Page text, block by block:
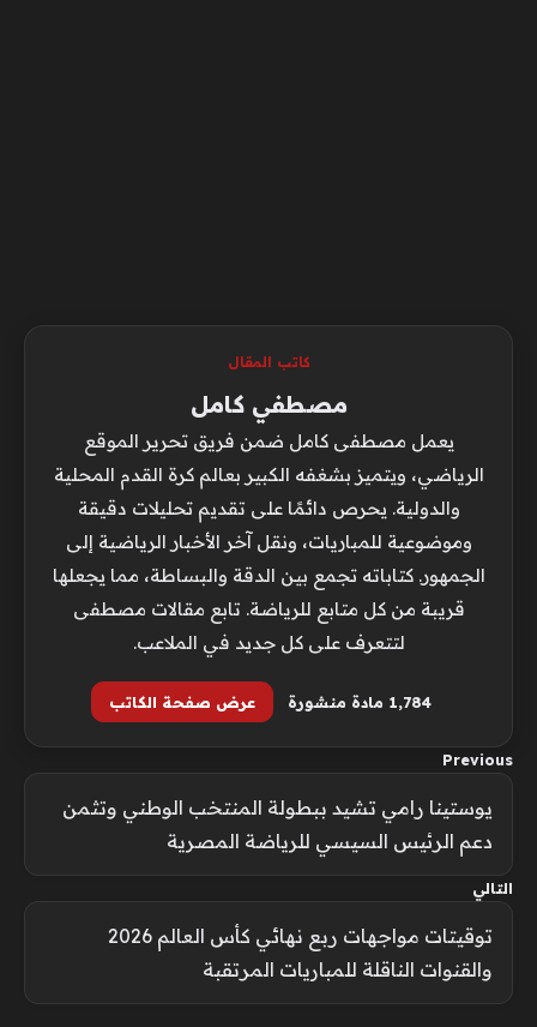
كاتب المقال
مصطفي كامل
يعمل مصطفى كامل ضمن فريق تحرير الموقع
الرياضي، ويتميز بشغفه الكبير بعالم كرة القدم المحلية
والدولية. يحرص دائمًا على تقديم تحليلات دقيقة
وموضوعية للمباريات، ونقل آخر الأخبار الرياضية إلى
الجمهور. كتاباته تجمع بين الدقة والبساطة، مما يجعلها
قريبة من كل متابع للرياضة. تابع مقالات مصطفى
لتتعرف على كل جديد في الملاعب.
1٬784 مادة منشورة عرض صفحة الكاتب
Previous
يوستينا رامي تشيد ببطولة المنتخب الوطني وتثمن
دعم الرئيس السيسي للرياضة المصرية
التالي
توقيتات مواجهات ربع نهائي كأس العالم 2026
والقنوات الناقلة للمباريات المرتقبة